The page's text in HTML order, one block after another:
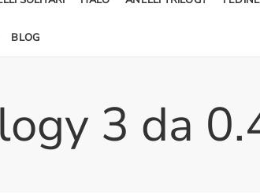
BLOG
3 da